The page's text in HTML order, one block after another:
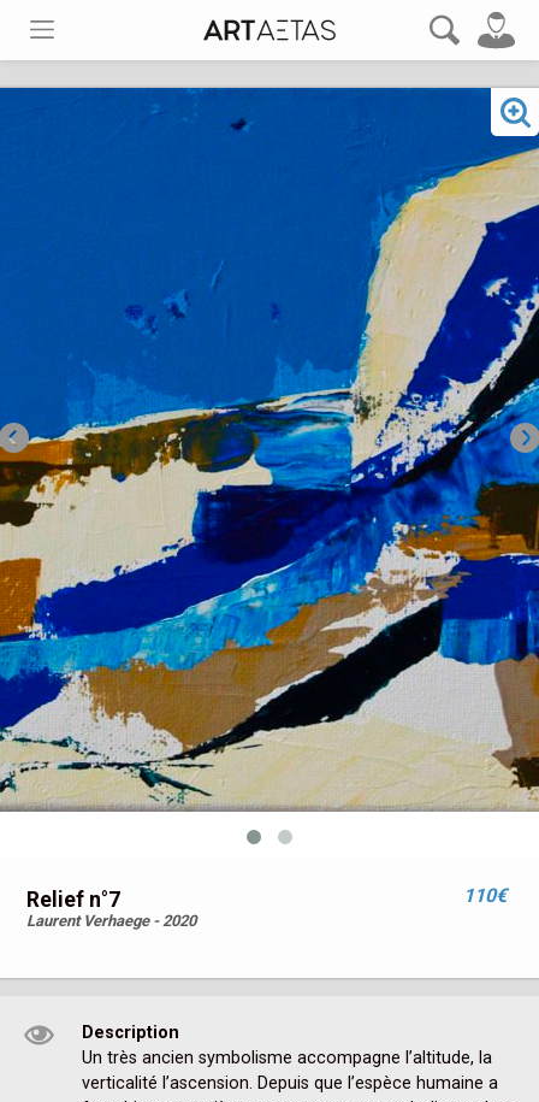
Relief n°7
Laurent Verhaege - 2020
110€
Description
Un très ancien symbolisme accompagne l’altitude, la
verticalité l’ascension. Depuis que l’espèce humaine a